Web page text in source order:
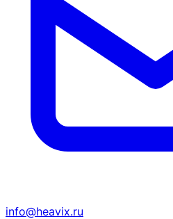
info@heavix.ru